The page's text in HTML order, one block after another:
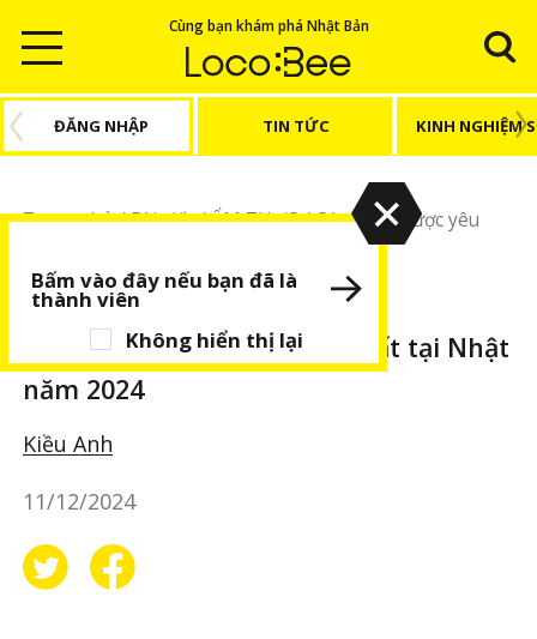
Cùng bạn khám phá Nhật Bản
ĐĂNG NHẬP TIN TỨC KINH NGHIỆM
Trang chủ/Bài viết/ẨM THỰC/Các gia vị được yêu
ẨM THỰC BÀI VIẾT NỔI BẬT
Các gia vị được yêu thích nhất tại Nhật
năm 2024
Kiều Anh
11/12/2024
Không hiển thị lại
Bấm vào đây nếu bạn đã là
thành viên